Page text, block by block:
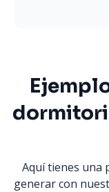
Aquí tienes una
generar con